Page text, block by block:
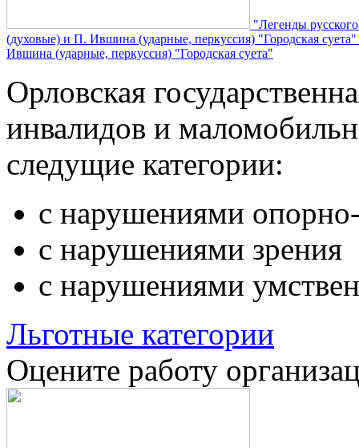
"Легенды
(духовые) и П. Ившина (ударные, перкуссия) "Городская суета"
Ившина (ударные, перкуссия) "Городская суета"
Орловская
инвалидов и
следущие категории:
с нарушениями опорно-
с нарушениями зрения
с нарушениями
Льготные категории
Оцените работу